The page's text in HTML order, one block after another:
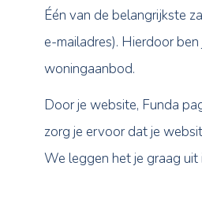
Als makelaar wil je